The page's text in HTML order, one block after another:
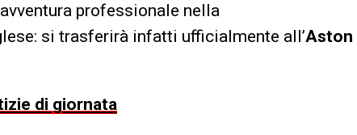
professionale nella
si trasferirà infatti ufficialmente all’Aston
di giornata